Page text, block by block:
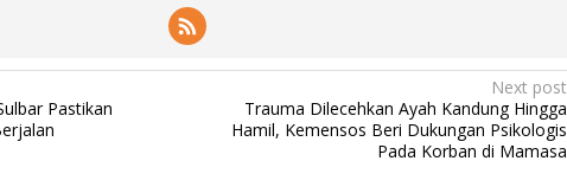
Pastikan
Next post
Trauma Dilecehkan Ayah Kandung Hingga
Hamil, Kemensos Beri Dukungan Psikologis
Pada Korban di Mamasa